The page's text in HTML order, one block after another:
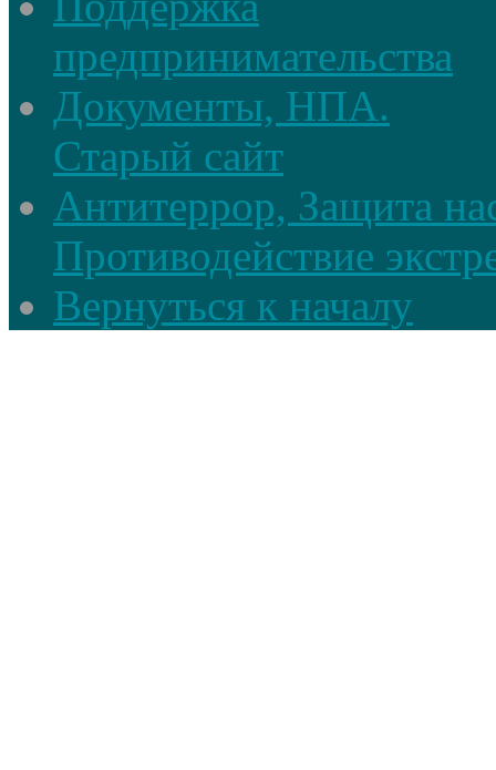
предпринимательства
Документы, НПА.
Старый сайт
Антитеррор, Защита
Противодействие
Вернуться к началу